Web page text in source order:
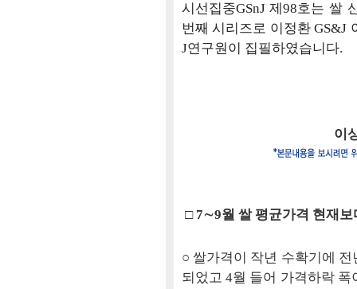
시선집중GSnJ 제98호는 쌀
번째 시리즈로 이정환 GS&J
J연구원이 집필하였습니다.
이
□ 7∼9월 쌀 평균가격 현재
○ 쌀가격이 작년 수확기에
되었고 4월 들어 가격하락